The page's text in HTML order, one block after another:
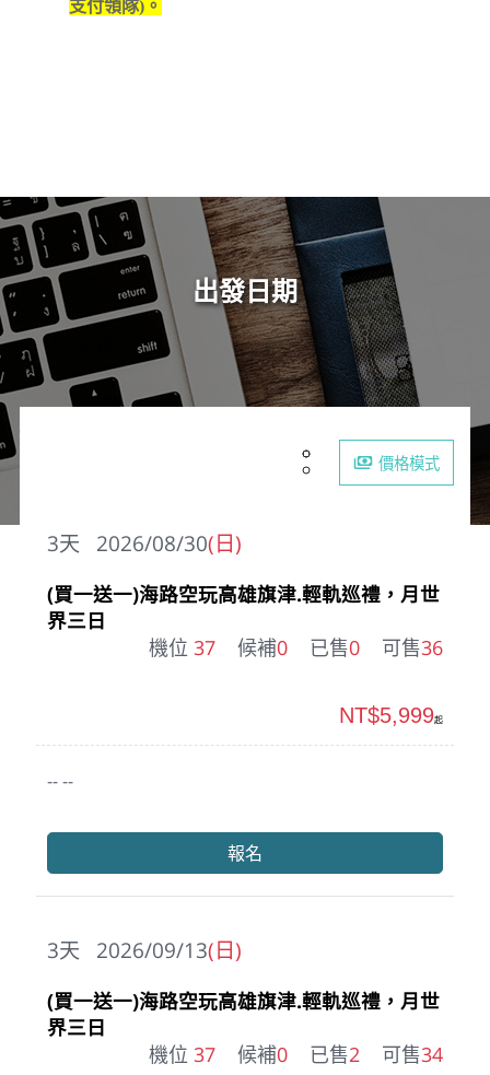
支付領隊)。
出發日期
價格模式
2026/08/30(日)
3天
(買一送一)海路空玩高雄旗津.輕軌巡禮，月世
界三日
機位 37 候補0 已售0 可售36
-- --
NT$5,999起
報名
2026/09/13(日)
3天
(買一送一)海路空玩高雄旗津.輕軌巡禮，月世
界三日
機位 37 候補0 已售2 可售34